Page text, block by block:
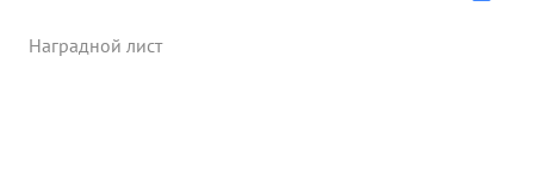
Наградной лист